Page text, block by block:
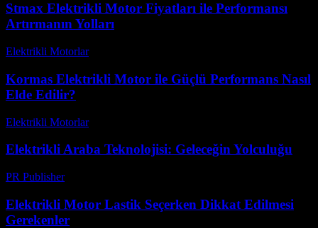
Stmax Elektrikli Motor Fiyatları ile Performansı
Artırmanın Yolları
Elektrikli Motorlar-
Kormas Elektrikli Motor ile Güçlü Performans Nasıl
Elde Edilir?
Elektrikli Motorlar-
Elektrikli Araba Teknolojisi: Geleceğin Yolculuğu
PR Publisher-
Elektrikli Motor Lastik Seçerken Dikkat Edilmesi
Gerekenler